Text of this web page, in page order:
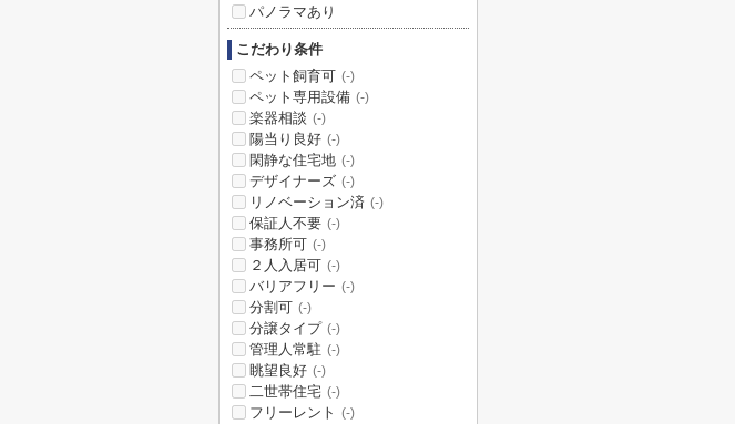
パノラマあり
こだわり条件
ペット飼育可 (-)
ペット専用設備 (-)
楽器相談 (-)
陽当り良好 (-)
閑静な住宅地 (-)
デザイナーズ (-)
リノベーション済 (-)
保証人不要 (-)
事務所可 (-)
２人入居可 (-)
バリアフリー (-)
分割可 (-)
分譲タイプ (-)
管理人常駐 (-)
眺望良好 (-)
二世帯住宅 (-)
フリーレント (-)